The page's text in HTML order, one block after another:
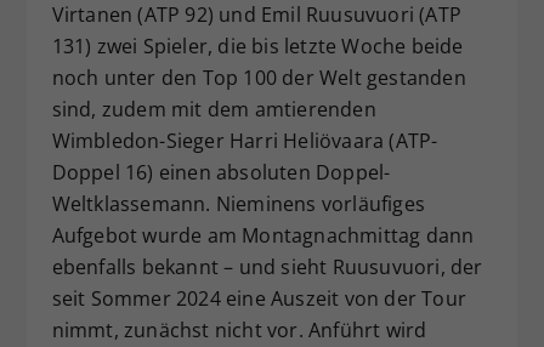
Virtanen (ATP 92) und Emil Ruusuvuori (ATP
131) zwei Spieler, die bis letzte Woche beide
noch unter den Top 100 der Welt gestanden
sind, zudem mit dem amtierenden
Wimbledon-Sieger Harri Heliövaara (ATP-
Doppel 16) einen absoluten Doppel-
Weltklassemann. Nieminens vorläufiges
Aufgebot wurde am Montagnachmittag dann
ebenfalls bekannt – und sieht Ruusuvuori, der
seit Sommer 2024 eine Auszeit von der Tour
nimmt, zunächst nicht vor. Anführt wird